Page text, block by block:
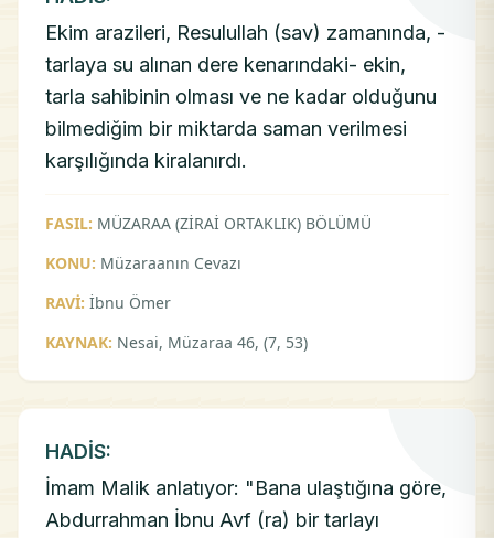
Ekim arazileri, Resulullah (sav) zamanında, -
tarlaya su alınan dere kenarındaki- ekin,
tarla sahibinin olması ve ne kadar olduğunu
bilmediğim bir miktarda saman verilmesi
karşılığında kiralanırdı.
FASIL: MÜZARAA (ZİRAİ ORTAKLIK) BÖLÜMÜ
KONU: Müzaraanın Cevazı
RAVİ: İbnu Ömer
KAYNAK: Nesai, Müzaraa 46, (7, 53)
HADİS:
İmam Malik anlatıyor: "Bana ulaştığına göre,
Abdurrahman İbnu Avf (ra) bir tarlayı